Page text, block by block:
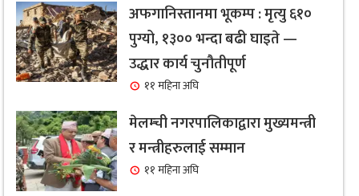
अफगानिस्तानमा भूकम्प : मृत्यु ६१०
पुग्यो, १३०० भन्दा बढी घाइते —
उद्धार कार्य चुनौतीपूर्ण
११ महिना अघि
मेलम्ची नगरपालिकाद्वारा मुख्यमन्त्री
र मन्त्रीहरुलाई सम्मान
११ महिना अघि